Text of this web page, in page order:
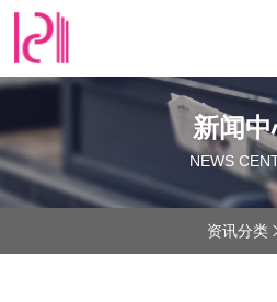
新闻
NEWS
资讯分类